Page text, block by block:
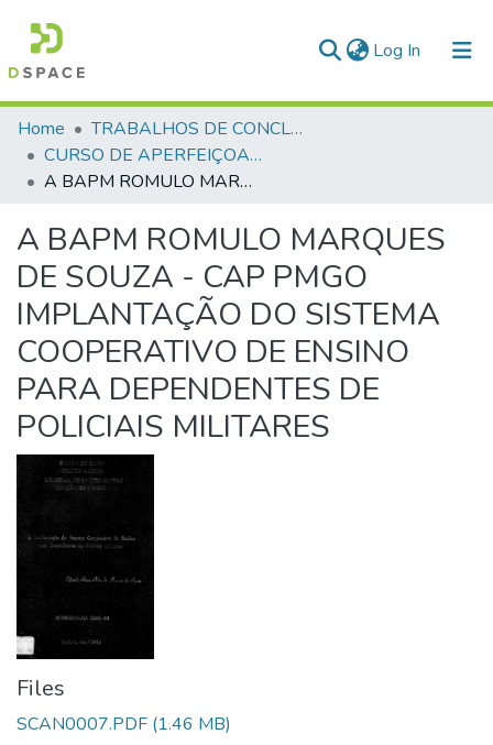
Log In (current)
Communities & Collections
All of DSpace
Home
TRABALHOS DE CONCLUSÃO DE CURSO - CAO (CURSO DE APERFEIÇOAMENTO DE OFICIAIS)
CURSO DE APERFEIÇOAMENTO DE OFICIAIS - CAO - 1993
A BAPM ROMULO MARQUES DE SOUZA - CAP PMGO IMPLANTAÇÃO DO SISTEMA COOPERATIVO DE ENSINO PARA DEPENDENTES DE POLICIAIS MILITARES
A BAPM ROMULO MARQUES
DE SOUZA - CAP PMGO
IMPLANTAÇÃO DO SISTEMA
COOPERATIVO DE ENSINO
PARA DEPENDENTES DE
POLICIAIS MILITARES
Files
SCAN0007.PDF (1.46 MB)